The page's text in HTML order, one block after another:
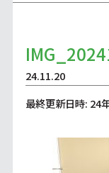
24.11.20
最終更新日時: 24